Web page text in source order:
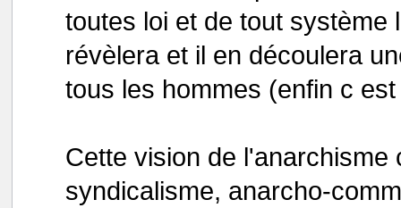
toutes loi et de tout système
révèlera et il en découlera
tous les hommes (enfin c
Cette vision de
syndicalisme, anarcho-